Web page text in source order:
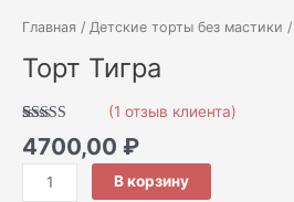
Главная / Детские торты без мастики
Торт Тигра
Рейтинг
5.00из 5 на
основе
опроса
пользователя
(1 отзыв клиента)
4700,00 ₽
Торт
В корзину